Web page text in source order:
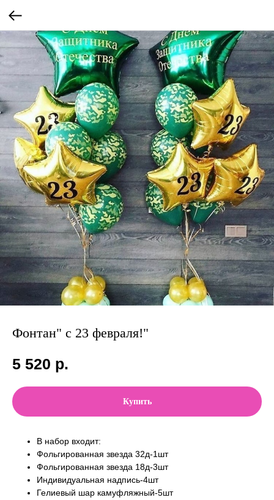
Фонтан" с 23 февраля!"
5 520 р.
Купить
В набор входит:
Фольгированная звезда 32д-1шт
Фольгированная звезда 18д-3шт
Индивидуальная надпись-4шт
Гелиевый шар камуфляжный-5шт